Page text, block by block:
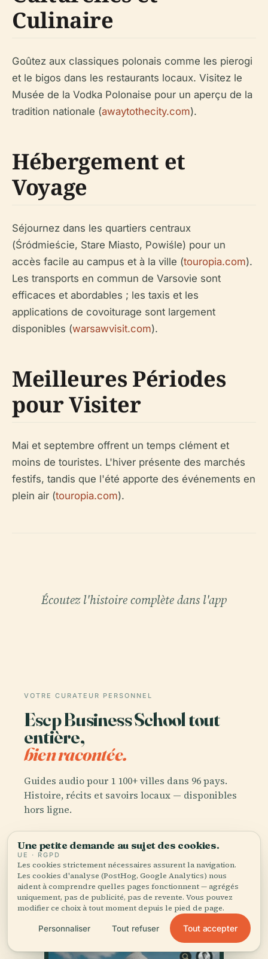
Culinaire
Goûtez aux classiques polonais comme les pierogi
et le bigos dans les restaurants locaux. Visitez le
Musée de la Vodka Polonaise pour un aperçu de la
tradition nationale (awaytothecity.com).
Hébergement et
Voyage
Séjournez dans les quartiers centraux
(Śródmieście, Stare Miasto, Powiśle) pour un
accès facile au campus et à la ville (touropia.com).
Les transports en commun de Varsovie sont
efficaces et abordables ; les taxis et les
applications de covoiturage sont largement
disponibles (warsawvisit.com).
Meilleures Périodes
pour Visiter
Mai et septembre offrent un temps clément et
moins de touristes. L'hiver présente des marchés
festifs, tandis que l'été apporte des événements en
plein air (touropia.com).
Écoutez l'histoire complète dans l'app
VOTRE CURATEUR PERSONNEL
Escp Business School tout
entière,
bien racontée.
Guides audio pour 1 100+ villes dans 96 pays.
Histoire, récits et savoirs locaux — disponibles
hors ligne.
Télécharger l'application
Rejoignez 50 000+ voyageurs
Une petite demande au sujet des cookies.
UE · RGPD
Les cookies strictement nécessaires assurent la navigation.
Les cookies d'analyse (PostHog, Google Analytics) nous
aident à comprendre quelles pages fonctionnent — agrégés
uniquement, pas de publicité, pas de revente. Vous pouvez
modifier ce choix à tout moment depuis le pied de page.
Personnaliser Tout refuser Tout accepter